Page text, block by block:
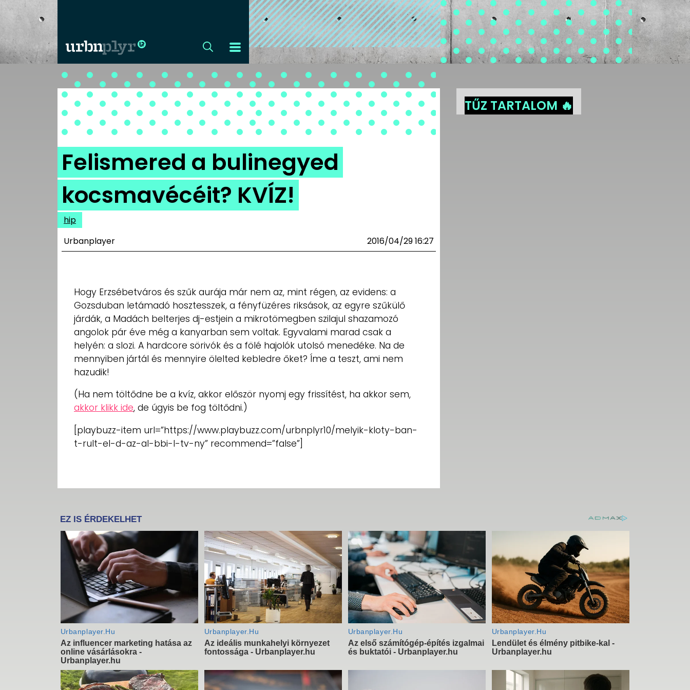
CÍMLAP
DIZÁJN
DIVAT
HIP
KULT
IMPRESSZUM
PR-ARCHÍVUM
ADATKEZELÉSI
TÁJÉKOZTATÓ
Felismered a bulinegyed
kocsmavécéit? KVÍZ!
hip
Urbanplayer
2016/04/29 16:27
Hogy Erzsébetváros és szűk aurája már nem az, mint régen, az evidens: a
Gozsduban letámadó hosztesszek, a fényfüzéres riksások, az egyre szűkülő
járdák, a Madách belterjes dj-estjein a mikrotömegben szilajul shazamozó
angolok pár éve még a kanyarban sem voltak. Egyvalami marad csak a
helyén: a slozi. A hardcore sörivók és a fölé hajolók utolsó menedéke. Na de
mennyiben jártál és mennyire ölelted kebledre őket? Íme a teszt, ami nem
hazudik!
(Ha nem töltődne be a kvíz, akkor először nyomj egy frissítést, ha akkor sem,
akkor klikk ide, de úgyis be fog töltődni.)
[playbuzz-item url=”https://www.playbuzz.com/urbnplyr10/melyik-kloty-ban-
t-rult-el-d-az-al-bbi-l-tv-ny” recommend=”false”]
TŰZ TARTALOM 🔥